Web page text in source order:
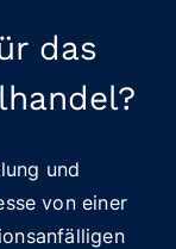
das
und
von einer